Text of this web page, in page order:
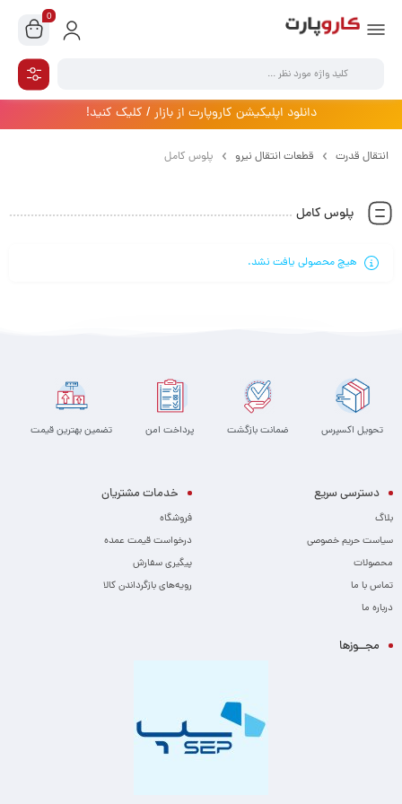
0
دانلود اپلیکیشن کاروپارت از بازار / کلیک کنید!
انتقال قدرت قطعات انتقال نیرو پلوس کامل
پلوس کامل
هیچ محصولی یافت نشد.
تحویل اکسپرس ضمانت بازگشت پرداخت امن تضمین بهترین قیمت
دسترسی سریع
بلاگ
سیاست حریم خصوصی
محصولات
تماس با ما
درباره ما
خدمات مشتریان
فروشگاه
درخواست قیمت عمده
پیگیری سفارش
رویه‌های بازگرداندن کالا
مجــوزها